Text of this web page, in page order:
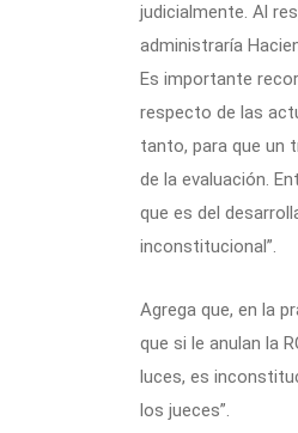
judicialmente. Al
administraría
Es importante
respecto de las
tanto, para que un
de la evaluación.
que es del
inconstitucional”.
Agrega que, en la
que si le anulan la
luces, es
los jueces”.